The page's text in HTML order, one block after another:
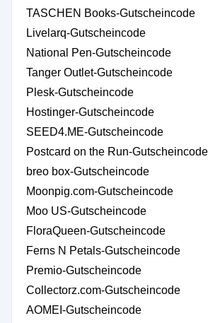
TASCHEN Books-Gutscheincode
Livelarq-Gutscheincode
National Pen-Gutscheincode
Tanger Outlet-Gutscheincode
Plesk-Gutscheincode
Hostinger-Gutscheincode
SEED4.ME-Gutscheincode
Postcard on the Run-Gutscheincode
breo box-Gutscheincode
Moonpig.com-Gutscheincode
Moo US-Gutscheincode
FloraQueen-Gutscheincode
Ferns N Petals-Gutscheincode
Premio-Gutscheincode
Collectorz.com-Gutscheincode
AOMEI-Gutscheincode